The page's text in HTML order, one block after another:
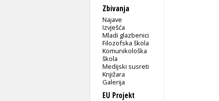
Zbivanja
Najave
Izvješća
Mladi glazbenici
Filozofska škola
Komunikološka
škola
Medijski susreti
Knjižara
Galerija
EU Projekt